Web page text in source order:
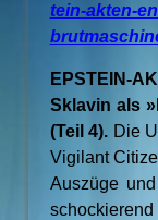
tein-akten-
EPSTEIN-
Sklavin als
(Teil 4). Die
Vigilant
Auszüge